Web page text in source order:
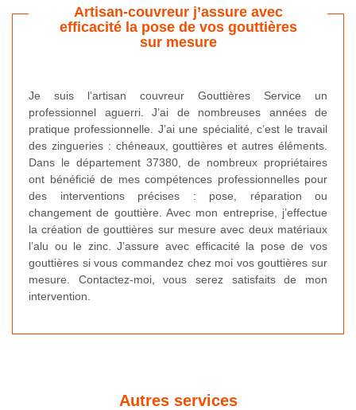
Artisan-couvreur j’assure avec
efficacité la pose de vos gouttières
sur mesure
Je suis l’artisan couvreur Gouttières Service un
professionnel aguerri. J’ai de nombreuses années de
pratique professionnelle. J’ai une spécialité, c’est le travail
des zingueries : chéneaux, gouttières et autres éléments.
Dans le département 37380, de nombreux propriétaires
ont bénéficié de mes compétences professionnelles pour
des interventions précises : pose, réparation ou
changement de gouttière. Avec mon entreprise, j’effectue
la création de gouttières sur mesure avec deux matériaux
l’alu ou le zinc. J’assure avec efficacité la pose de vos
gouttières si vous commandez chez moi vos gouttières sur
mesure. Contactez-moi, vous serez satisfaits de mon
intervention.
Autres services